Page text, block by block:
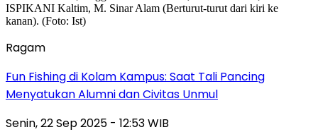
Ragam
Fun Fishing di Kolam Kampus: Saat Tali Pancing
Menyatukan Alumni dan Civitas Unmul
Senin, 22 Sep 2025 - 12:53 WIB